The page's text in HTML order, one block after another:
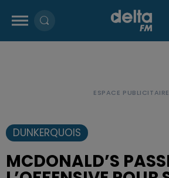
DUNKERQUOIS
MCDONALD’S